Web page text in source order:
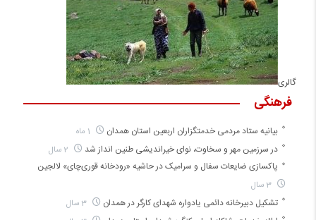
گالری
فرهنگی
بیانیه ستاد مردمی خدمتگزاران اربعین استان همدان
در سرزمین مهر و سخاوت، نوای خیراندیشی طنین انداز شد
پاکسازی ضایعات سفال و سرامیک در حاشیه «رودخانه قوری‌چای» لالجین
3 سال
تشکیل دبیرخانه دائمی یادواره شهدای کارگر در همدان 3 سال